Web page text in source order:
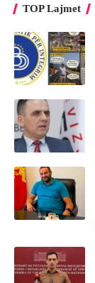
TOP Lajmet